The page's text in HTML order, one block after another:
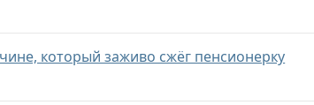
который заживо сжёг пенсионерку